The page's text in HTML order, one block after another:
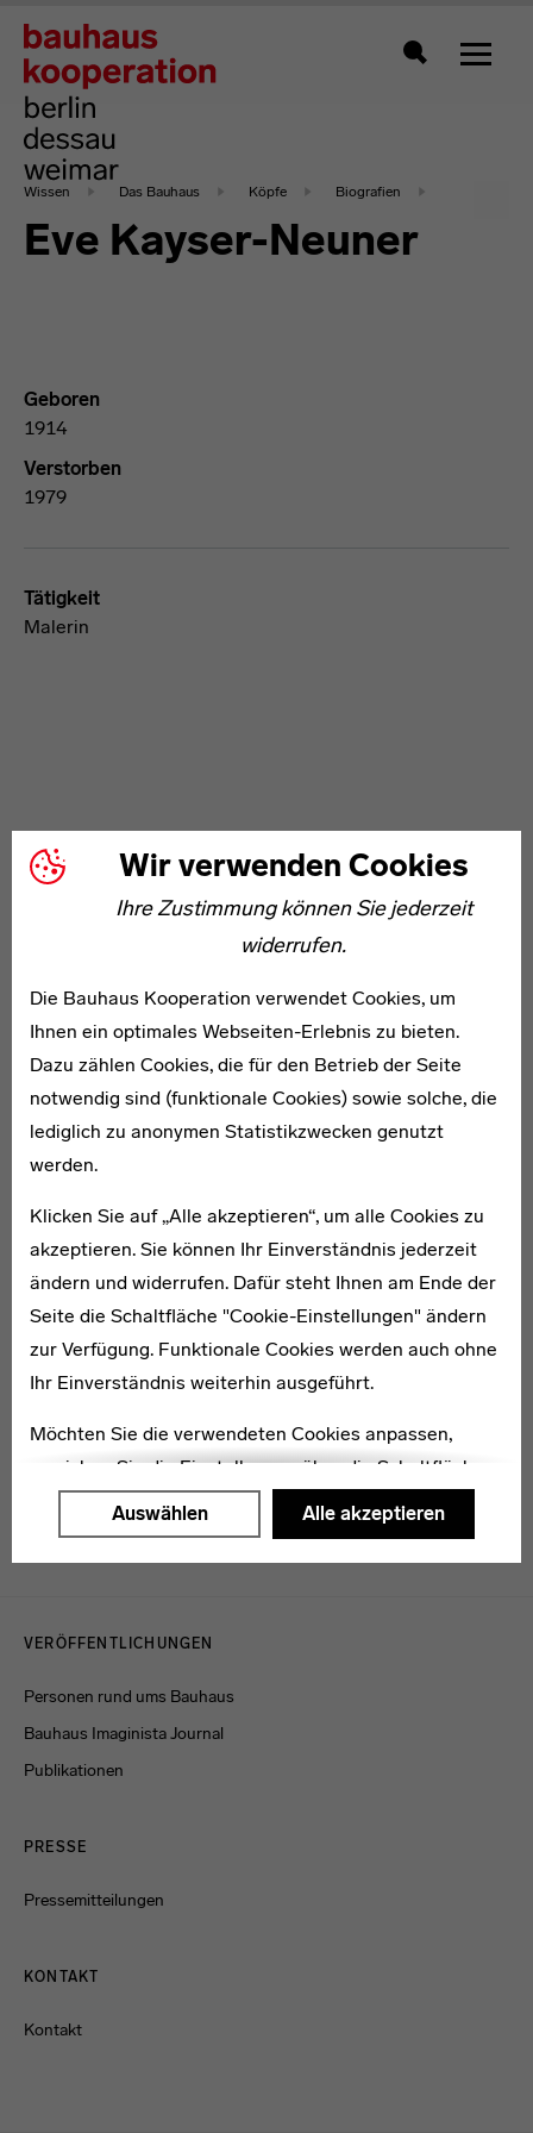
Wir verwenden Cookies
Ihre Zustimmung können Sie jederzeit
widerrufen.
Die Bauhaus Kooperation verwendet Cookies, um
Ihnen ein optimales Webseiten-Erlebnis zu bieten.
Dazu zählen Cookies, die für den Betrieb der Seite
notwendig sind (funktionale Cookies) sowie solche, die
lediglich zu anonymen Statistikzwecken genutzt
werden.
Klicken Sie auf „Alle akzeptieren“, um alle Cookies zu
akzeptieren. Sie können Ihr Einverständnis jederzeit
ändern und widerrufen. Dafür steht Ihnen am Ende der
Seite die Schaltfläche "Cookie-Einstellungen" ändern
zur Verfügung. Funktionale Cookies werden auch ohne
Ihr Einverständnis weiterhin ausgeführt.
Möchten Sie die verwendeten Cookies anpassen,
erreichen Sie die Einstellungen über die Schaltfläche
"Auswählen".
Auswählen Alle akzeptieren
Zeigt
Wissen Das Bauhaus Köpfe Biografien
Eve Kayser-Neuner
Geboren
1914
Verstorben
1979
Tätigkeit
Malerin
Edward Fischer
1903–1988
Josef Lehnen
* 1906
VERÖFFENTLICHUNGEN
Personen rund ums Bauhaus
Bauhaus Imaginista Journal
Publikationen
PRESSE
Pressemitteilungen
KONTAKT
Kontakt